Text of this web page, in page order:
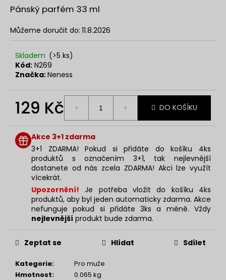
z
5Pánský parfém 33 ml
Můžeme doručit do: 11.8.2026
Skladem (>5 ks)
Kód: N269
Značka:Neness
129 Kč
cena:
DO KOŠÍKU
Akce 3+1 zdarma
3+1 ZDARMA! Pokud si přidáte do košíku 4ks
produktů s označením 3+1, tak nejlevnější
dostanete od nás zcela ZDARMA! Akci lze využít
vícekrát.
Upozornění! Je potřeba vložit do košíku 4ks
produktů, aby byl jeden automaticky zdarma. Akce
nefunguje pokud si přidáte 3ks a méně. Vždy
nejlevnější produkt bude zdarma.
Kategorie:
Pro muže
Hmotnost:
0.065 kg
Zeptat se Hlídat Sdílet
u
e
e
129
Kč